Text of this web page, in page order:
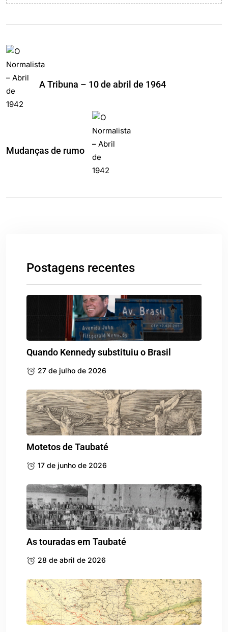
A Tribuna – 10 de abril de 1964
Mudanças de rumo
Postagens recentes
Quando Kennedy substituiu o Brasil
27 de julho de 2026
Motetos de Taubaté
17 de junho de 2026
As touradas em Taubaté
28 de abril de 2026